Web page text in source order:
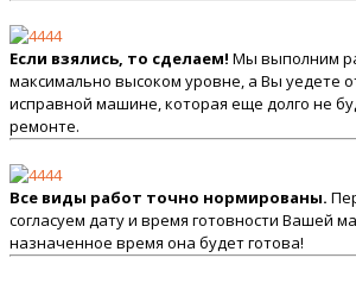
Если взялись, то сделаем! Мы выполним
максимально высоком уровне, а Вы уедете
исправной машине, которая еще долго не
ремонте.
Все виды работ точно нормированы.
согласуем дату и время готовности Вашей
назначенное время она будет готова!